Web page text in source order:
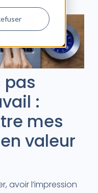
pas
:
mes
valeur
avoir l’impression